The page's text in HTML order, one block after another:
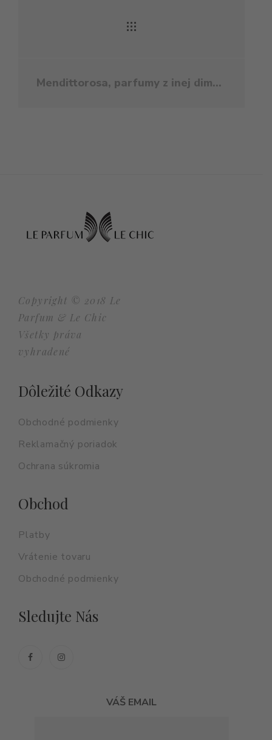
Mendittorosa, parfumy z inej dimenzie...
Copyright © 2018 Le
Parfum & Le Chic
Všetky práva
vyhradené
Dôležité Odkazy
Obchodné podmienky
Reklamačný poriadok
Ochrana súkromia
Obchod
Platby
Vrátenie tovaru
Obchodné podmienky
Sledujte Nás
VÁŠ EMAIL